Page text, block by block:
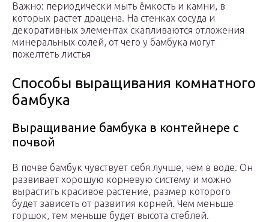
Важно: периодически мыть ёмкость и камни, в
которых растет драцена. На стенках сосуда и
декоративных элементах скапливаются отложения
минеральных солей, от чего у бамбука могут
пожелтеть листья
Способы выращивания комнатного
бамбука
Выращивание бамбука в контейнере с
почвой
В почве бамбук чувствует себя лучше, чем в воде. Он
развивает хорошую корневую систему и можно
вырастить красивое растение, размер которого
будет зависеть от развития корней. Чем меньше
горшок, тем меньше будет высота стеблей.